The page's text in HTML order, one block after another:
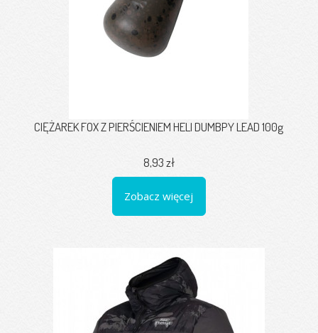
CIĘŻAREK FOX Z PIERŚCIENIEM HELI DUMBPY LEAD 100g
8,93 zł
Zobacz więcej